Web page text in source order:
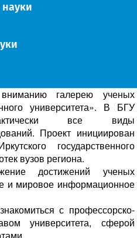
галерею ученых
университета». В БГУ
все виды
Проект инициирован
государственного
вузов региона.
достижений ученых
и мировое информационное
с профессорско-
университета, сферой